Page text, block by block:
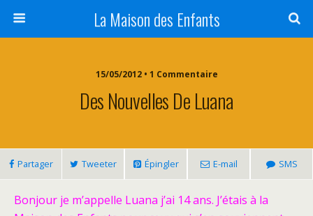
La Maison des Enfants
15/05/2012 • 1 Commentaire
Des Nouvelles De Luana
Partager Tweeter Épingler E-mail SMS
Bonjour je m’appelle Luana j’ai 14 ans. J’étais à la